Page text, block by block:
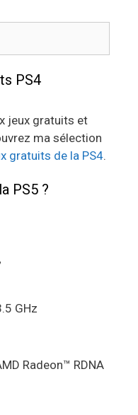
PS4
jeux gratuits et
ma sélection
gratuits de la PS4.
PS5 ?
GHz
Radeon™ RDNA